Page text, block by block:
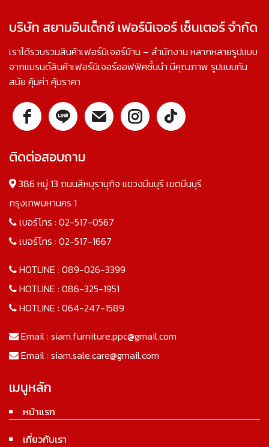
บริษัท สยามอินเด็กซ์ เฟอร์นิเจอร์ เซ็นเตอร์ จำกัด
เราได้รวบรวมสินค้าเฟอร์นิเจอร์บ้าน – สำนักงาน หลากหลายรูปแบบ
จากแบรนด์สินค้าเฟอร์นิเจอร์ออฟฟิศชั้นนำ มีคุณภาพ รูปแบบทัน
สมัย คุ้มค่า คุ้มราคา
ติดต่อสอบถาม
386 หมู่ 13 ถนนสีหบุรานุกิจ แขวงมีนบุรี เขตมีนบุรี
กรุงเทพมหานคร 1
เบอร์โทร : 02-517-0567
เบอร์โทร : 02-517-1667
HOTLINE : 089-026-3399
HOTLINE : 086-325-1951
HOTLINE : 064-247-1589
Email : siam.furniture.ppc@gmail.com
Email : siam.sale.care@gmail.com
เมนูหลัก
หน้าแรก
เกี่ยวกับเรา